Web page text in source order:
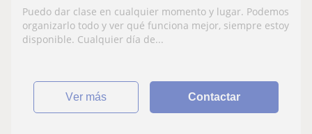
Puedo dar clase en cualquier momento y lugar. Podemos
organizarlo todo y ver qué funciona mejor, siempre estoy
disponible. Cualquier día de...
ver más Contactar